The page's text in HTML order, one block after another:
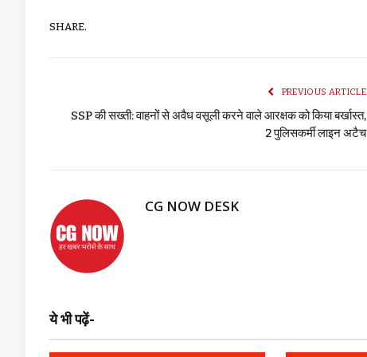
SHARE.
PREVIOUS ARTICLE
SSP की सख्ती: वाहनों से अवैध वसूली करने वाले आरक्षक को किया बर्खास्त,
2 पुलिसकर्मी लाइन अटैच
CG NOW DESK
ये भी पढ़ें-